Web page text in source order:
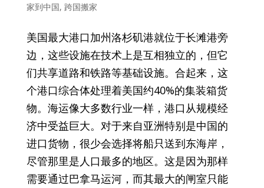
家到中国, 跨国搬家
美国最大港口加州洛杉矶港就位于长滩港旁
边，这些设施在技术上是互相独立的，但它
们共享道路和铁路等基础设施。合起来，这
个港口综合体处理着美国约40%的集装箱货
物。海运像大多数行业一样，港口从规模经
济中受益巨大。对于来自亚洲特别是中国的
进口货物，很少会选择将船只送到东海岸，
尽管那里是人口最多的地区。这是因为那样
需要通过巴拿马运河，而其最大的闸室只能